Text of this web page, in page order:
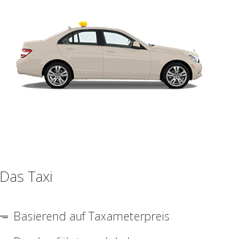
Das Taxi
Basierend auf Taxameterpreis